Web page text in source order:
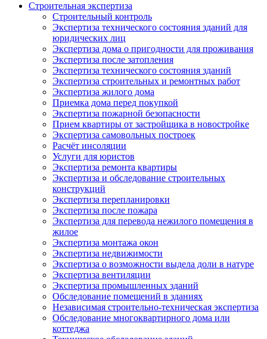
Строительная экспертиза
Строительный контроль
Экспертиза технического состояния зданий для
юридических лиц
Экспертиза дома о пригодности для проживания
Экспертиза после затопления
Экспертиза технического состояния зданий
Экспертиза строительных и ремонтных работ
Экспертиза жилого дома
Приемка дома перед покупкой
Экспертиза пожарной безопасности
Прием квартиры от застройщика в новостройке
Экспертиза самовольных построек
Расчёт инсоляции
Услуги для юристов
Экспертиза ремонта квартиры
Экспертиза и обследование строительных
конструкций
Экспертиза перепланировки
Экспертиза после пожара
Экспертиза для перевода нежилого помещения в
жилое
Экспертиза монтажа окон
Экспертиза недвижимости
Экспертиза о возможности выдела доли в натуре
Экспертиза вентиляции
Экспертиза промышленных зданий
Обследование помещений в зданиях
Независимая строительно-техническая экспертиза
Обследование многоквартирного дома или
коттеджа